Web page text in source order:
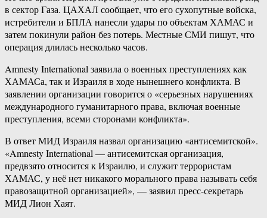
в сектор Газа. ЦАХАЛ сообщает, что его сухопутные войска,
истребители и БПЛА нанесли удары по объектам ХАМАС и
затем покинули район без потерь. Местные СМИ пишут, что
операция длилась несколько часов.
Amnesty International заявила о военных преступлениях как
ХАМАСа, так и Израиля в ходе нынешнего конфликта. В
заявлении организации говорится о «серьезных нарушениях
международного гуманитарного права, включая военные
преступления, всеми сторонами конфликта».
В ответ МИД Израиля назвал организацию «антисемитской».
«Amnesty International — антисемитская организация,
предвзято относится к Израилю, и служит террористам
ХАМАС, у неё нет никакого морального права называть себя
правозащитной организацией», — заявил пресс-секретарь
МИД Лион Хаят.